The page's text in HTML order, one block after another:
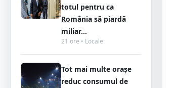
totul pentru ca
România să piardă
miliar...
21 ore • Locale
Tot mai multe orașe
reduc consumul de